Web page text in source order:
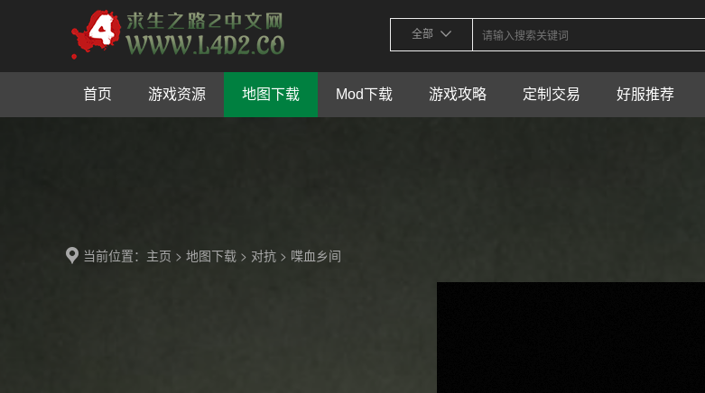
全部
首页 游戏资源 地图下载 Mod下载 游戏攻略 定制交易 好服推荐
当前位置： 主页 > 地图下载> 对抗> 喋血乡间